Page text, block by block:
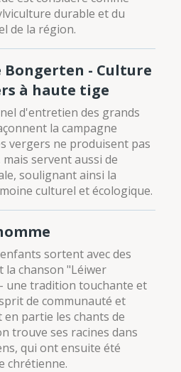
durable et du
de la région.
Bongerten - Culture
à haute tige
d'entretien des grands
la campagne
vergers ne produisent pas
servent aussi de
soulignant ainsi la
culturel et écologique.
sortent avec des
la chanson "Léiwer
une tradition touchante et
de communauté et
partie les chants de
trouve ses racines dans
qui ont ensuite été
chrétienne.